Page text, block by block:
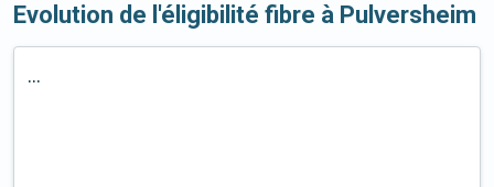
Evolution de l'éligibilité fibre à Pulversheim
...